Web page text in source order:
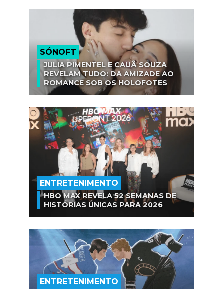
SÓNOFT
JULIA PIMENTEL E CAUÃ SOUZA
REVELAM TUDO: DA AMIZADE AO
ROMANCE SOB OS HOLOFOTES
ENTRETENIMENTO
HBO MAX REVELA 52 SEMANAS DE
HISTÓRIAS ÚNICAS PARA 2026
ENTRETENIMENTO